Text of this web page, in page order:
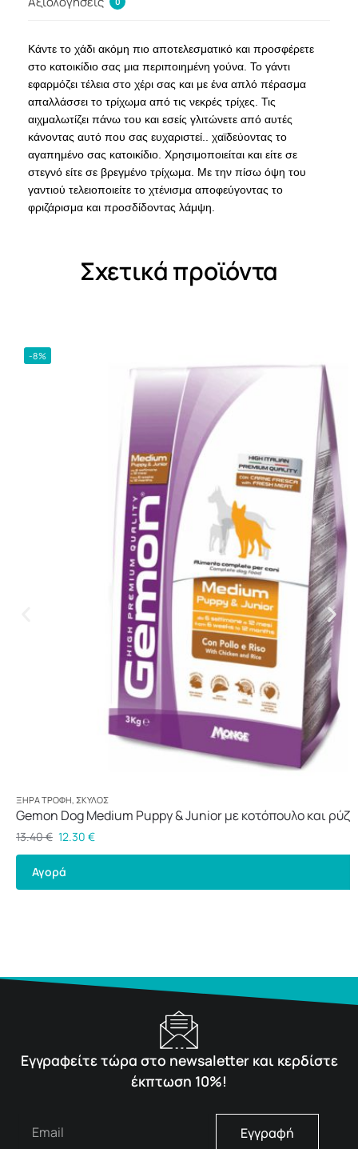
Κάντε το χάδι ακόμη πιο αποτελεσματικό και προσφέρετε
στο κατοικίδιο σας μια περιποιημένη γούνα. Το γάντι
εφαρμόζει τέλεια στο χέρι σας και με ένα απλό πέρασμα
απαλλάσσει το τρίχωμα από τις νεκρές τρίχες. Τις
αιχμαλωτίζει πάνω του και εσείς γλιτώνετε από αυτές
κάνοντας αυτό που σας ευχαριστεί.. χαϊδεύοντας το
αγαπημένο σας κατοικίδιο. Χρησιμοποιείται και είτε σε
στεγνό είτε σε βρεγμένο τρίχωμα. Με την πίσω όψη του
γαντιού τελειοποιείτε το χτένισμα αποφεύγοντας το
φριζάρισμα και προσδίδοντας λάμψη.
Σχετικά προϊόντα
-8%
ΞΗΡΆ ΤΡΟΦΉ ΣΚΎΛΟΣ
Gemon Dog Medium Puppy & Junior με κοτόπουλο και ρύζι
13.40€ 12.30 €
Αγορά
Εγγραφείτε τώρα στο newsaletter και κερδίστε
έκπτωση 10%!
Εγγραφή